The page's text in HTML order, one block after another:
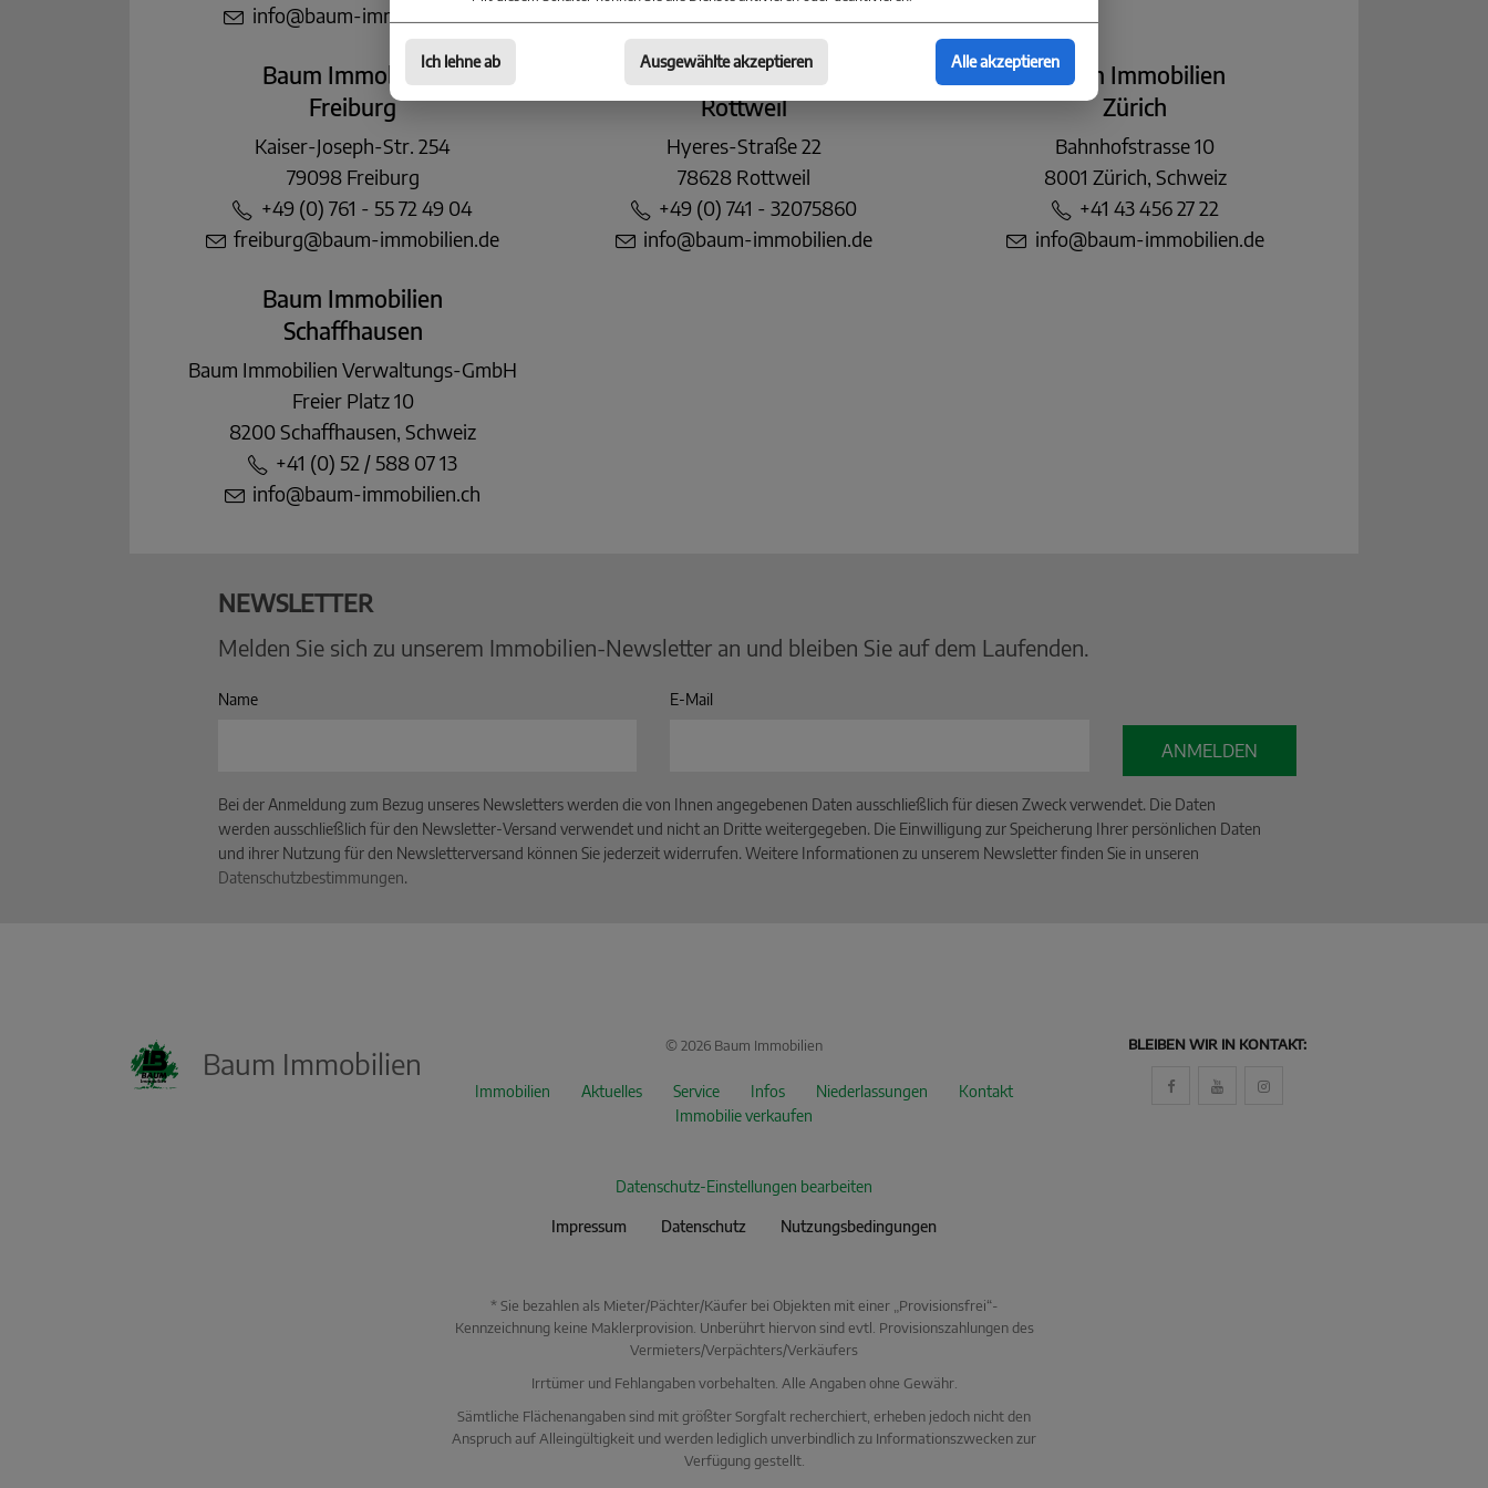
info@baum-immobilien.de
Baum Immobilien
Freiburg
Kaiser-Joseph-Str. 254
79098 Freiburg
+49 (0) 761 - 55 72 49 04
freiburg@baum-immobilien.de
Baum Immobilien
Rottweil
Hyeres-Straße 22
78628 Rottweil
+49 (0) 741 - 32075860
info@baum-immobilien.de
Baum Immobilien
Zürich
Bahnhofstrasse 10
8001 Zürich, Schweiz
+41 43 456 27 22
info@baum-immobilien.de
Baum Immobilien
Schaffhausen
Baum Immobilien Verwaltungs-GmbH
Freier Platz 10
8200 Schaffhausen, Schweiz
+41 (0) 52 / 588 07 13
info@baum-immobilien.ch
NEWSLETTER
Melden Sie sich zu unserem Immobilien-Newsletter an und bleiben Sie auf dem Laufenden.
Name E-Mail
ANMELDEN
Bei der Anmeldung zum Bezug unseres Newsletters werden die von Ihnen angegebenen Daten ausschließlich für diesen Zweck verwendet. Die Daten
werden ausschließlich für den Newsletter-Versand verwendet und nicht an Dritte weitergegeben. Die Einwilligung zur Speicherung Ihrer persönlichen Daten
und ihrer Nutzung für den Newsletterversand können Sie jederzeit widerrufen. Weitere Informationen zu unserem Newsletter finden Sie in unseren
Datenschutzbestimmungen.
Baum Immobilien © 2026 Baum Immobilien
Immobilien Aktuelles Service Infos Niederlassungen
Kontakt
Immobilie verkaufen
Datenschutz-Einstellungen bearbeiten
Impressum Datenschutz Nutzungsbedingungen
* Sie bezahlen als Mieter/Pächter/Käufer bei Objekten mit einer „Provisionsfrei“-
Kennzeichnung keine Maklerprovision. Unberührt hiervon sind evtl. Provisionszahlungen des
Vermieters/Verpächters/Verkäufers
Irrtümer und Fehlangaben vorbehalten. Alle Angaben ohne Gewähr.
Sämtliche Flächenangaben sind mit größter Sorgfalt recherchiert, erheben jedoch nicht den
Anspruch auf Alleingültigkeit und werden lediglich unverbindlich zu Informationszwecken zur
Verfügung gestellt.
BLEIBEN WIR IN KONTAKT:
Ich lehne ab Ausgewählte akzeptieren Alle akzeptieren